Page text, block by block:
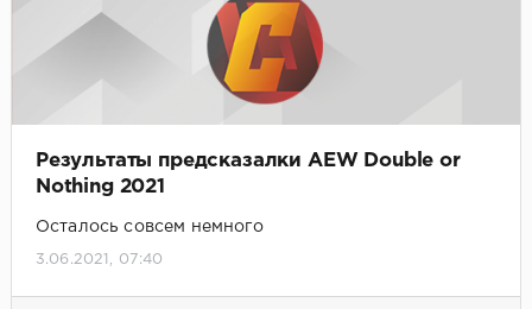
Результаты предсказалки AEW Double or
Nothing 2021
Осталось совсем немного
3.06.2021, 07:40